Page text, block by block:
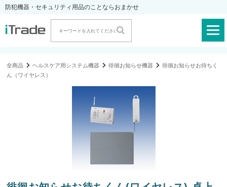
防犯機器・セキュリティ用品のことならおまかせ
全商品 ヘルスケア用システム機器 徘徊お知らせ機器
徘徊お知らせお待ちく
ん（ワイヤレス）